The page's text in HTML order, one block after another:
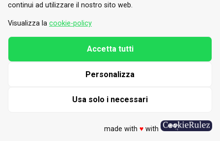
Tesori di Arte e Cultura Alpina
Tel.
E-mail.info@vallesusa-tesori.it
continui ad utilizzare il nostro sito web.
Visualizza la cookie-policy
Usa solo i necessari
Personalizza
Accetta tutti
made with ♥with